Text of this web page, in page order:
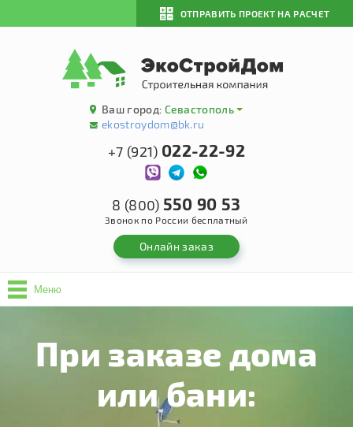
ОТПРАВИТЬ ПРОЕКТ НА РАСЧЕТ
Ваш город: Севастополь
ekostroydom@bk.ru
+7 (921) 022-22-92
8 (800) 550 90 53
Звонок по России бесплатный
Онлайн заказ
Меню